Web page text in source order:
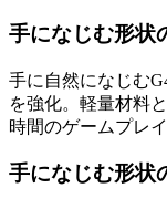
手になじむ形状
手に自然になじむ
を強化。軽量材料
時間のゲームプレ
手になじむ形状